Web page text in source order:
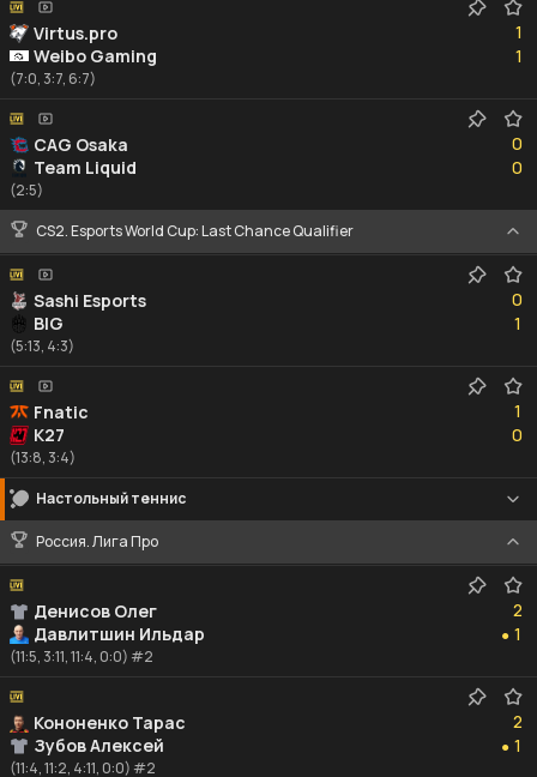
Virtus.pro
Weibo Gaming
1
11
1
(7:0, 3:7, 6:7)
CAG Osaka
Team Liquid
0
0
0
0
(2:5)
CS2. Esports World Cup: Last Chance Qualifier
Sashi Esports
BIG
0
0
1
1
(5:13, 4:3)
Fnatic
K27
1
10
0
(13:8, 3:4)
Настольный теннис
Россия. Лига Про
Денисов Олег
Давлитшин Ильдар
2
2
●
1
1
(11:5, 3:11, 11:4, 0:0) #2
Кононенко Тарас
Зубов Алексей
2
2
●
1
1
(11:4, 11:2, 4:11, 0:0) #2